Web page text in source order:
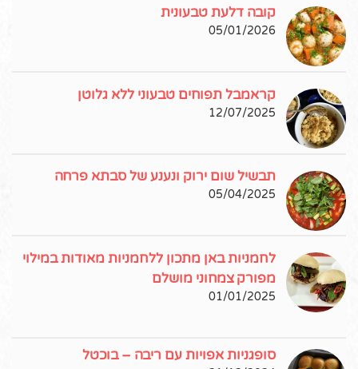
קובה דלעת טבעונית
05/01/2026
קראמבל תפוחים טבעוני ללא גלוטן
12/07/2025
תבשיל שום ירוק ונענע של סבתא פרחה
05/04/2025
לחמניות באן מתכון ללחמניות מאודות במילוי
מפורק צמחוני מושלם
01/01/2025
סופגניות אפויות עם ריבה – בוכטל